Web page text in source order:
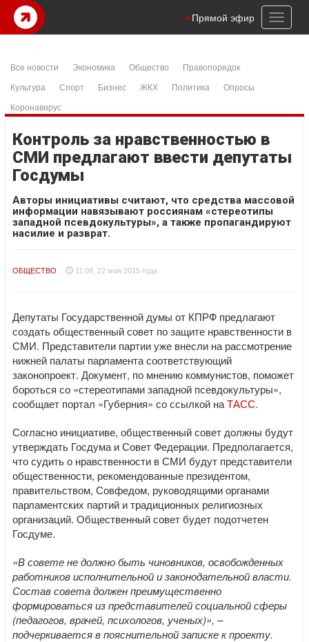
Toggle
Прямой эфир
Все новости Экономика Общество
Правопорядок
Культура
Спорт Бизнес ЖКХ Политика
Опросы
Коронавирус
Контроль за нравственностью в
СМИ предлагают ввести депутаты
Госдумы
Авторы инициативы считают, что средства массовой
информации навязывают россиянам «стереотипы
западной псевдокультуры», а также пропагандируют
насилие и разврат.
ОБЩЕСТВО 11:08, 22 мая 2015 года
Депутаты Государственной думы от КПРФ предлагают
создать общественный совет по защите нравственности в
СМИ. Представители партии уже внесли на рассмотрение
нижней палаты парламента соответствующий
законопроект. Документ, по мнению коммунистов, поможет
бороться со «стереотипами западной псевдокультуры»,
сообщает портал «Губерния» со ссылкой наТАСС.
Согласно инициативе, общественный совет должны будут
утверждать Госдума и Совет Федерации. Предполагается,
что судить о нравственности в СМИ будут представители
общественности, рекомендованные президентом,
правительством, Совфедом, руководящими органами
парламентских партий и традиционных религиозных
организаций. Общественный совет будет подотчетен
Госдуме.
«В совете не должно быть чиновников, освобожденных
работников исполнительной и законодательной власти.
Состав совета должен преимущественно
формироваться из представителей социальной сферы
(педагогов, врачей, психологов, ученых)», –
подчеркивается в пояснительной записке к проекту.